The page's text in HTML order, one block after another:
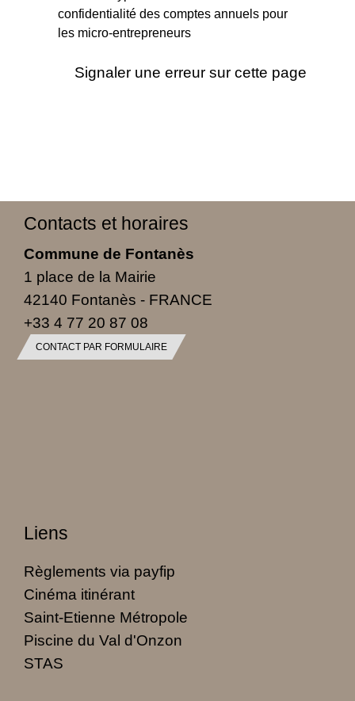
confidentialité des comptes annuels pour
les micro-entrepreneurs
Signaler une erreur sur cette page
Contacts et horaires
Commune de Fontanès
1 place de la Mairie
42140 Fontanès - FRANCE
+33 4 77 20 87 08
CONTACT PAR FORMULAIRE
Liens
Règlements via payfip
Cinéma itinérant
Saint-Etienne Métropole
Piscine du Val d'Onzon
STAS